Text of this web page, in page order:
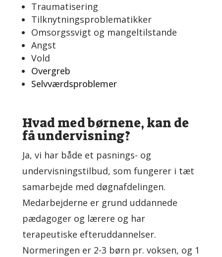
Traumatisering
Tilknytningsproblematikker
Omsorgssvigt og mangeltilstande
Angst
Vold
Overgreb
Selvværdsproblemer
Hvad med børnene, kan de
få undervisning?
Ja, vi har både et pasnings- og
undervisningstilbud, som fungerer i tæt
samarbejde med døgnafdelingen.
Medarbejderne er grund uddannede
pædagoger og lærere og har
terapeutiske efteruddannelser.
Normeringen er 2-3 børn pr. voksen, og 1